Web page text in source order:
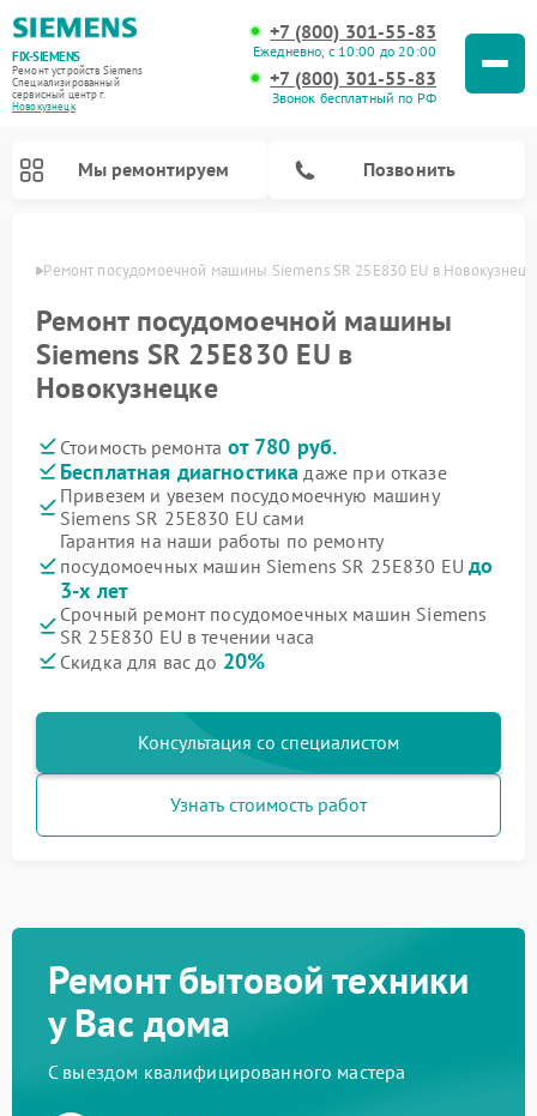
FIX-SIEMENS
Ремонт устройств Siemens
Специализированный
cервисный центр г.
Новокузнецк
+7 (800) 301-55-83
Ежедневно, с 10:00 до 20:00
+7 (800) 301-55-83
Звонок бесплатный по РФ
Мы ремонтируем Позвонить
Ремонт посудомоечной машины Siemens SR 25E830 EU в
Ремонт посудомоечной машины
Siemens SR 25E830 EU в
Новокузнецке
Стоимость ремонта от 780 руб.
Бесплатная диагностика даже при отказе
Привезем и увезем посудомоечную машину
Siemens SR 25E830 EU сами
Гарантия на наши работы по ремонту
посудомоечных машин Siemens SR 25E830 EUдо
3-х лет
Срочный ремонт посудомоечных машин Siemens
SR 25E830 EU в течении часа
Скидка для вас до 20%
Консультация со специалистом
Узнать стоимость работ
Ремонт бытовой техники
у Вас дома
С выездом квалифицированного мастера